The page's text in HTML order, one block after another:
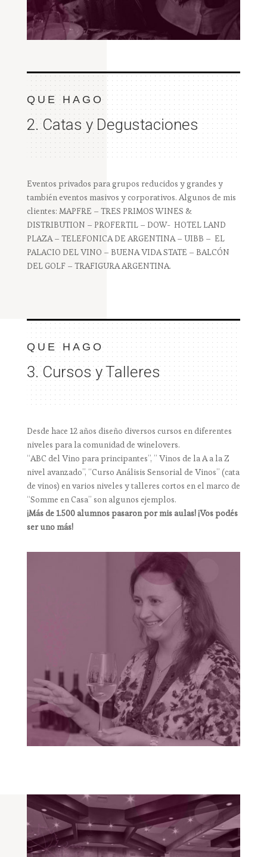
QUE HAGO
2. Catas y Degustaciones
Eventos privados para grupos reducidos y grandes y
también eventos masivos y corporativos. Algunos de mis
clientes: MAPFRE – TRES PRIMOS WINES &
DISTRIBUTION – PROFERTIL – DOW- HOTEL LAND
PLAZA – TELEFONICA DE ARGENTINA – UIBB – EL
PALACIO DEL VINO – BUENA VIDA STATE – BALCÓN
DEL GOLF – TRAFIGURA ARGENTINA.
QUE HAGO
3. Cursos y Talleres
Desde hace 12 años diseño diversos cursos en diferentes
niveles para la comunidad de winelovers.
“ABC del Vino para principantes”, ” Vinos de la A a la Z
nivel avanzado”, “Curso Análisis Sensorial de Vinos” (cata
de vinos) en varios niveles y talleres cortos en el marco de
“Somme en Casa” son algunos ejemplos.
¡Más de 1.500 alumnos pasaron por mis aulas! ¡Vos podés
ser uno más!